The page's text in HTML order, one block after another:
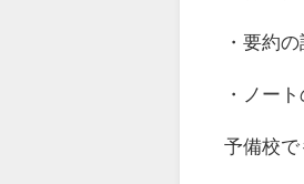
・要約
・ノー
予備校